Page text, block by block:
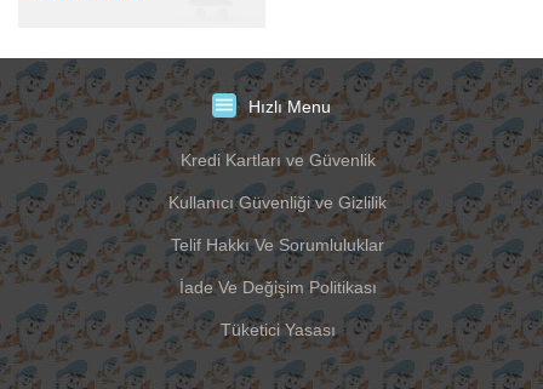
Hızlı Menu
Kredi Kartları ve Güvenlik
Kullanıcı Güvenliği ve Gizlilik
Telif Hakkı Ve Sorumluluklar
İade Ve Değişim Politikası
Tüketici Yasası